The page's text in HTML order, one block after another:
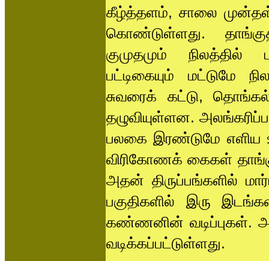
கீழ்த்தளம், சாலை
கொண்டுள்ளது.
குமுதமும் நிலத்தில்
பட்டிகையும் மட்டுமே
சுவரைக் கட்டு,
தழுவியுள்ளன.
பலகை இரண்டுமே எளிய
விரிகோணக் கைகள்
அதன் திருப்பங்களில்
பகுதிகளில் இரு
கண்ணனின் வடிப்புகள்.
வடிக்கப்பட்டுள்ளது.